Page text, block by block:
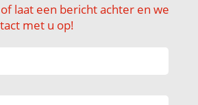
laat een bericht achter en we
met u op!